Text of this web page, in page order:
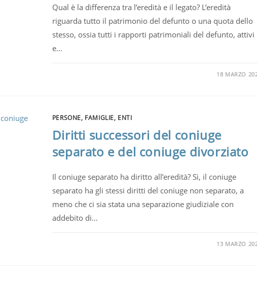
Qual è la differenza tra l’eredità e il legato? L’eredità
riguarda tutto il patrimonio del defunto o una quota dello
stesso, ossia tutti i rapporti patrimoniali del defunto, attivi
e…
18 MARZO
PERSONE, FAMIGLIE, ENTI
Diritti successori del coniuge
separato e del coniuge divorziato
Il coniuge separato ha diritto all’eredità? Sì, il coniuge
separato ha gli stessi diritti del coniuge non separato, a
meno che ci sia stata una separazione giudiziale con
addebito di…
13 MARZO